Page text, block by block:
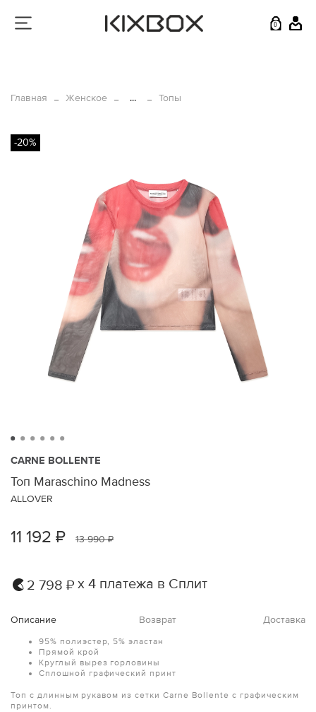
0
Главная Женское ... Топы
-20%
CARNE BOLLENTE
Топ Maraschino Madness
ALLOVER
11 192 ₽ 13 990 ₽
2 798 ₽ х 4 платежа в Сплит
Описание Возврат Доставка
95% полиэстер, 5% эластан
Прямой крой
Круглый вырез горловины
Сплошной графический принт
Топ с длинным рукавом из сетки Carne Bollente с графическим
принтом.